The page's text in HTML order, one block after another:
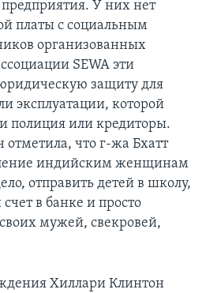
У них нет
платы с социальным
организованных
SEWA эти
защиту для
эксплуатации, которой
полиция или кредиторы.
отметила, что г-жа Бхатт
индийским женщинам
отправить детей в школу,
в банке и просто
мужей, свекровей,
Хиллари Клинтон